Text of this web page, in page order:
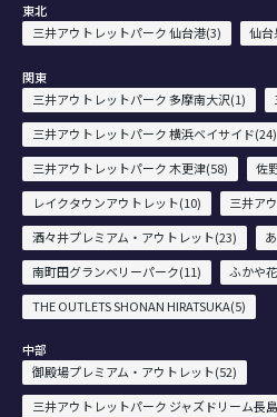
東北
三井アウトレットパーク 仙台港(3)
仙台
関東
三井アウトレットパーク 多摩南大沢(1)
三井アウトレットパーク 横浜ベイサイド(24)
三井アウトレットパーク 木更津(58)
佐
レイクタウンアウトレット(10)
三井ア
酒々井プレミアム・アウトレット(23)
南町田グランベリーパーク(11)
ふかや
THE OUTLETS SHONAN HIRATSUKA(5)
中部
御殿場プレミアム・アウトレット(52)
三井アウトレットパーク ジャズドリーム長